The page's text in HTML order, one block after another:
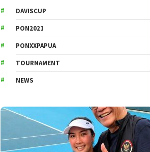
DAVISCUP
PON2021
PONXXPAPUA
TOURNAMENT
NEWS